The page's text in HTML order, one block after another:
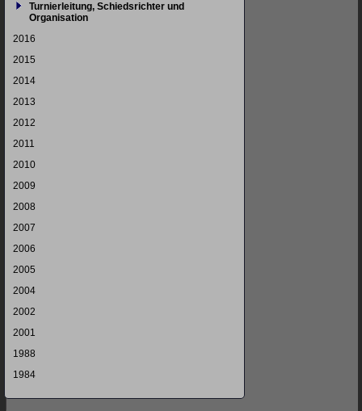
Turnierleitung, Schiedsrichter und
Organisation
2016
2015
2014
2013
2012
2011
2010
2009
2008
2007
2006
2005
2004
2002
2001
1988
1984